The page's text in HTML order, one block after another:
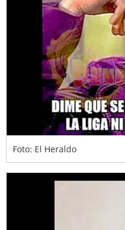
Foto: El Heraldo